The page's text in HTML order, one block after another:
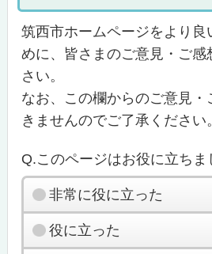
筑西市ホームページをより良
めに、皆さまのご意見・ご感
さい。
なお、この欄からのご意見
きませんのでご了承ください
Q.このページはお役に立ちま
非常に役に立った
役に立った